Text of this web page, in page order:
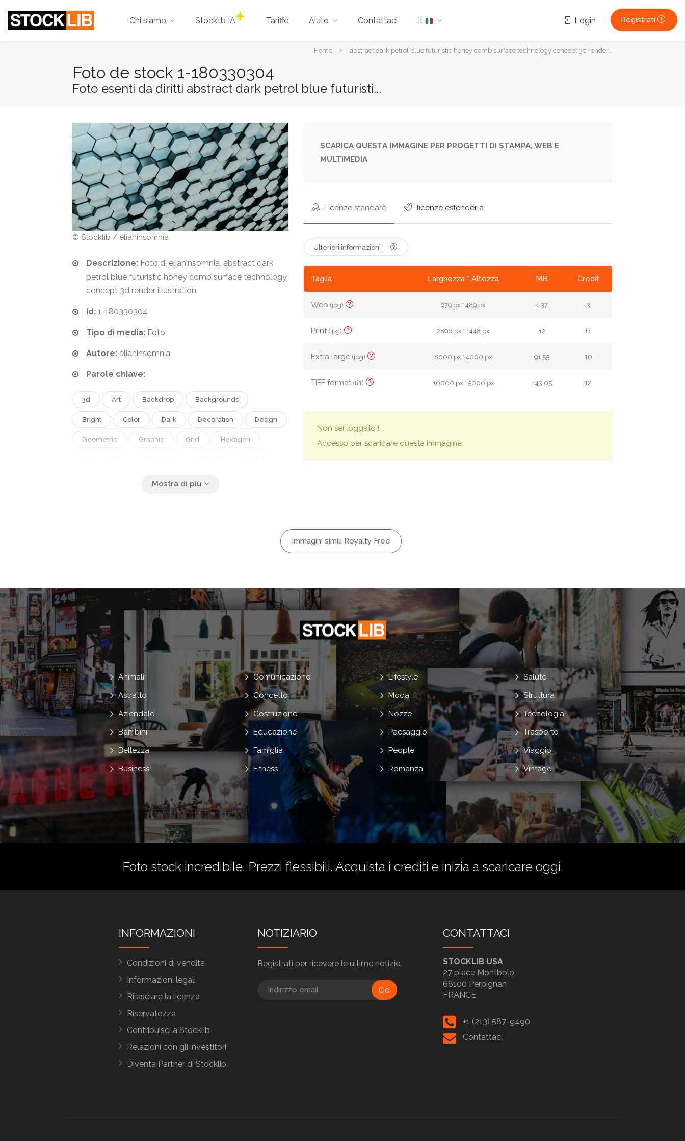
Chi siamo Stocklib IA Tariffe Aiuto Contattaci It Login Registrati
Home abstract dark petrol blue futuristic honey comb surface technology concept 3d render...
Foto de stock 1-180330304
Foto esenti da diritti abstract dark petrol blue futuristi...
© Stocklib / eliahinsomnia
Descrizione: Foto di eliahinsomnia. abstract dark
petrol blue futuristic honey comb surface technology
concept 3d render illustration
Id: 1-180330304
Tipo di media: Foto
Autore: eliahinsomnia
Parole chiave:
3d Art Backdrop Backgrounds
Bright Color Dark Decoration Design
Geometric Graphic Grid Hexagon
Modern Mosaic
SCARICA QUESTA IMMAGINE PER PROGETTI DI STAMPA, WEB E
MULTIMEDIA
Licenze standard licenze estenderla
Ulteriori informazioni
Taglia Larghezza * Altezza MB Credit
Web(jpg) 979 px * 489 px 1.37 3
Print(jpg) 2896 px * 1448 px 12 6
Extra large(jpg) 8000 px * 4000 px 91.55 10
TIFF format(tiff) 10000 px * 5000 px 143.05 12
Non sei loggato !
Accesso per scaricare questa immagine.
Immagini simili Royalty Free
Animali
Astratto
Aziendale
Bambini
Bellezza
Business
Comunicazione
Concetto
Costruzione
Educazione
Famiglia
Fitness
Lifestyle
Moda
Nozze
Paesaggio
People
Romanza
Salute
Struttura
Tecnologia
Trasporto
Viaggio
Vintage
Foto stock incredibile. Prezzi flessibili. Acquista i crediti e inizia a scaricare oggi.
INFORMAZIONI
Condizioni di vendita
Informazioni legali
Rilasciare la licenza
Riservatezza
Contribuisci a Stocklib
Relazioni con gli investitori
Diventa Partner di Stocklib
NOTIZIARIO
Registrati per ricevere le ultime notizie.
Go
CONTATTACI
STOCKLIB USA
27 place Montbolo
66100 Perpignan
FRANCE
+1 (213) 587-9490
Contattaci